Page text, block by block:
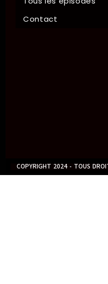
Contact
COPYRIGHT 2024 - TOUS